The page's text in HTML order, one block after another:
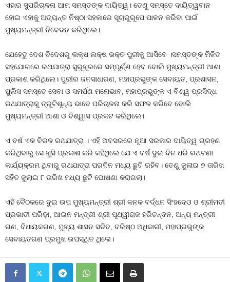
ଏହାର ସୁପରିଚାଳନା ଆମ ସମସ୍ତଙ୍କ ଦାୟିତ୍ୱ। ତେଣୁ ସମସ୍ତେ ଦାୟିତ୍ୱବାନ
ହୋଇ ଏହାକୁ ଅତ୍ୟନ୍ତ ନିଷ୍ଠା ସହକାରେ ସୂଚାରୁରୂପେ ପାଳନ କରିବା ପାଇଁ
ମୁଖ୍ୟମନ୍ତ୍ରୀ ନିବେଦନ କରିଥିଲେ।
ଯେହେତୁ ଦେଶ ବିଦେଶରୁ ଲକ୍ଷ ଲକ୍ଷ ଭକ୍ତ ପୁରୀକୁ ଆସିବେ ।ସମସ୍ତଙ୍କ ମିଳିତ
ସହଯୋଗରେ ରଥଯାତ୍ରା ସୁରୁଖୁରରେ ସମ୍ପୂର୍ଣ୍ଣ ହେବ ବୋଲି ମୁଖ୍ୟମନ୍ତ୍ରୀ ଆଶା
ପ୍ରକାଶ କରିଥିଲେ। ପୁରୀର ଜନସାଧାରଣ, ମହାପ୍ରଭୁଙ୍କ ସେବାୟତ, ପ୍ରଶାସନ,
ପୁଲିସ ସମସ୍ତେ ସେବା ଓ ସମର୍ପଣ ମନୋଭାବ, ମହାପ୍ରଭୁଙ୍କ ଏ ବିଶ୍ୱ ପ୍ରସିଦ୍ଧ
ରଥଯାତ୍ରାକୁ ତ୍ରୁଟିଶୂନ୍ୟ ଭାବେ ପରିଚାଳନା କରି ସଫଳ କରିବେ ବୋଲି
ମୁଖ୍ୟମନ୍ତ୍ରୀ ଆଶା ଓ ବିଶ୍ୱାସ ପ୍ରକଟ କରିଥିଲେ।
ଏ ବର୍ଷ ଏକ ବିରଳ ରଥଯାତ୍ରା । ଏହି ଅବସରରେ ନୂଆ ସରକାର ଦାୟିତ୍ୱ ଗ୍ରହଣ
କରିଥିବାରୁ ସେ ଖୁସି ପ୍ରକାଶ କରି କହିଥିଲେ ଯେ ଏ ବର୍ଷ ଦୁଇ ଦିନ ଧରି ରଥଟଣା
କାର୍ଯ୍ୟକ୍ରମ ଥିବାରୁ ରଥଯାତ୍ରା ପରଦିନ ମଧ୍ୟ ଛୁଟି ରହିବ। ତେଣୁ ଜୁଲାଇ ୭ ତାରିଖ
ସହିତ ଜୁଲାଇ ୮ ତାରିଖ ମଧ୍ୟ ଛୁଟି ଘୋଷଣା କରାଗଲା।
ଏହି ବୈଠକରେ ଦୁଇ ଉପ ମୁଖ୍ୟମନ୍ତ୍ରୀ ଶ୍ରୀ କନକ ବର୍ଦ୍ଧନ ସିଂହଦେଓ ଓ ଶ୍ରୀମତୀ
ପ୍ରଭାତୀ ପରିଡ଼ା, ଆଇନ ମନ୍ତ୍ରୀ ଶ୍ରୀ ପୃଥ୍ୱୀରାଜ ହରିଚନ୍ଦନ, ଅନ୍ୟ ମନ୍ତ୍ରୀ
ଗଣ, ବିଧାୟକଗଣ, ମୁଖ୍ୟ ଶାସନ ସଚିବ, ବରିଷ୍ଠ ଅଧିକାରୀ, ମହାପ୍ରଭୁଙ୍କ
ସେବାୟତଗଣ ପ୍ରମୁଖ ଉପସ୍ଥିତ ଥିଲେ।